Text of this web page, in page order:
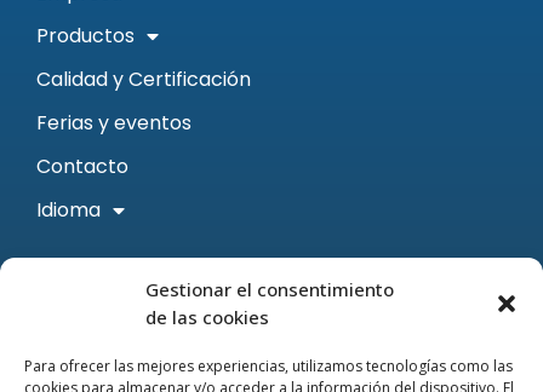
Gestionar el consentimiento
de las cookies
Para ofrecer las mejores experiencias, utilizamos tecnologías como las
cookies para almacenar y/o acceder a la información del dispositivo. El
Productos
Calidad y Certificación
Ferias y eventos
Contacto
Idioma
Contacto
Teléfono: +34 93 462 11 54